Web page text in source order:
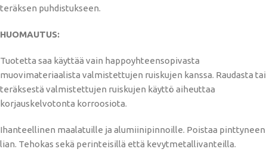
teräksen puhdistukseen.
HUOMAUTUS:
Tuotetta saa käyttää vain happoyhteensopivasta
muovimateriaalista valmistettujen ruiskujen kanssa. Raudasta tai
teräksestä valmistettujen ruiskujen käyttö aiheuttaa
korjauskelvotonta korroosiota.
Ihanteellinen maalatuille ja alumiinipinnoille. Poistaa pinttyneen
lian. Tehokas sekä perinteisillä että kevytmetallivanteilla.